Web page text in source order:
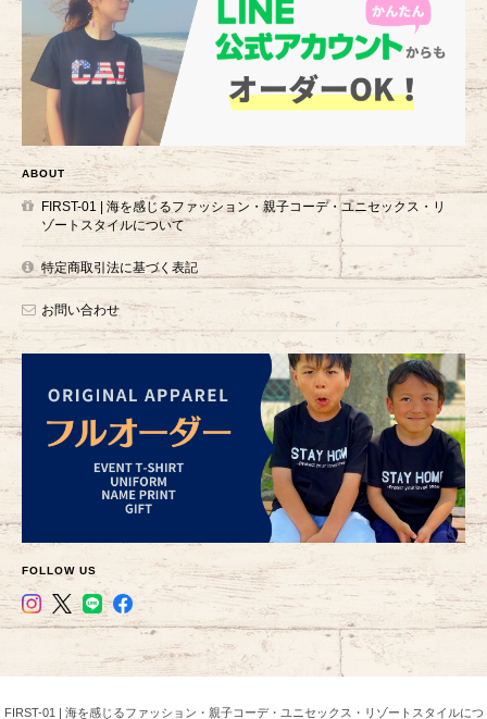
ABOUT
FIRST-01 | 海を感じるファッション・親子コーデ・ユニセックス・リ
ゾートスタイルについて
特定商取引法に基づく表記
お問い合わせ
FOLLOW US
FIRST-01 | 海を感じるファッション・親子コーデ・ユニセックス・リゾートスタイルにつ